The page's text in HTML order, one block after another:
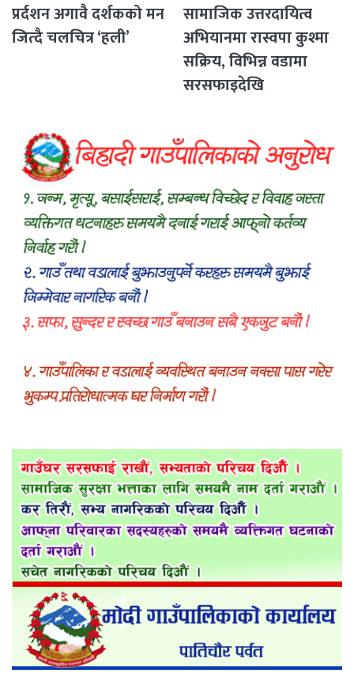
प्रर्दशन अगावै दर्शकको मन
जित्दै चलचित्र ‘हली’
सामाजिक उत्तरदायित्व
अभियानमा रास्वपा कुश्मा
सक्रिय, विभिन्न वडामा
सरसफाइदेखि